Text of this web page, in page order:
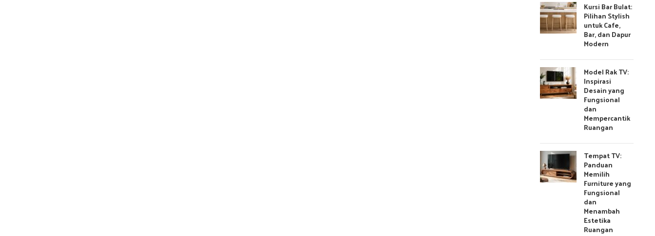
Kursi Bar Bulat:
Pilihan Stylish
untuk Cafe,
Bar, dan Dapur
Modern
Model Rak TV:
Inspirasi
Desain yang
Fungsional
dan
Mempercantik
Ruangan
Tempat TV:
Panduan
Memilih
Furniture yang
Fungsional
dan
Menambah
Estetika
Ruangan